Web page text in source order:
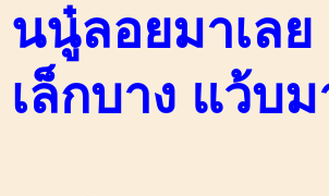
นนู๋ลอยมาเลย
เล็กบาง แว้บ